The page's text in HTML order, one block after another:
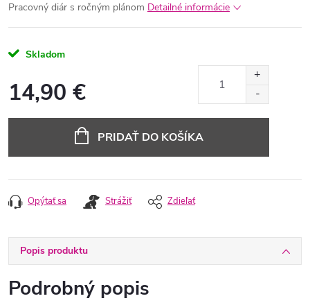
Pracovný diár s ročným plánom Detailné informácie
Skladom
14,90 €
PRIDAŤ DO KOŠÍKA
Opýtať sa Strážiť Zdieľať
Popis produktu
Podrobný popis